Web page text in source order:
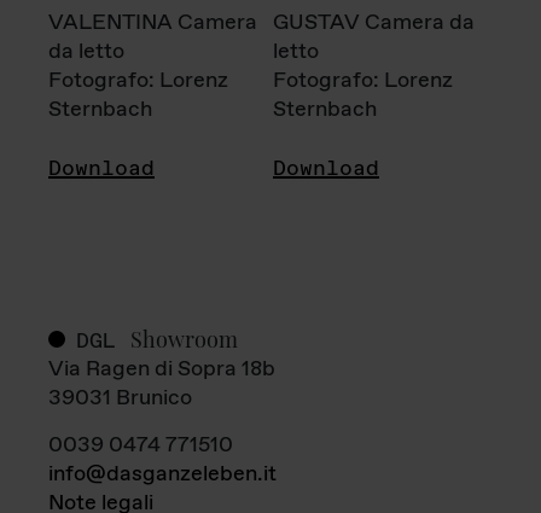
VALENTINA Camera
da letto
Fotografo: Lorenz
Sternbach
Download
GUSTAV Camera da
letto
Fotografo: Lorenz
Sternbach
Download
DGL Showroom
Via Ragen di Sopra 18b
39031 Brunico
0039 0474 771510
info@dasganzeleben.it
Note legali